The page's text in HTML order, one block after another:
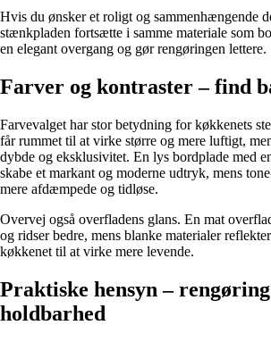
Hvis du ønsker et roligt og sammenhængende
stænkpladen fortsætte i samme materiale som
en elegant overgang og gør rengøringen lettere.
Farver og kontraster – find
Farvevalget har stor betydning for køkkenets
får rummet til at virke større og mere luftigt,
dybde og eksklusivitet. En lys bordplade med
skabe et markant og moderne udtryk, mens
mere afdæmpede og tidløse.
Overvej også overfladens glans. En mat
og ridser bedre, mens blanke materialer
køkkenet til at virke mere levende.
Praktiske hensyn –
holdbarhed